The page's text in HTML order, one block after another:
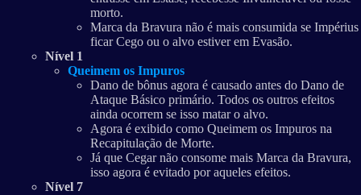
morto.
Marca da Bravura não é mais consumida se Impérius
ficar Cego ou o alvo estiver em Evasão.
Nível 1
Queimem os Impuros
Dano de bônus agora é causado antes do Dano de
Ataque Básico primário. Todos os outros efeitos
ainda ocorrem se isso matar o alvo.
Agora é exibido como Queimem os Impuros na
Recapitulação de Morte.
Já que Cegar não consome mais Marca da Bravura,
isso agora é evitado por aqueles efeitos.
Nível 7